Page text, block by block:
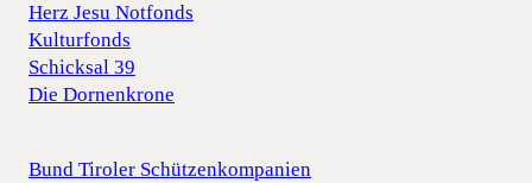
Herz Jesu Notfonds
Kulturfonds
Schicksal 39
Die Dornenkrone
Bund Tiroler Schützenkompanien